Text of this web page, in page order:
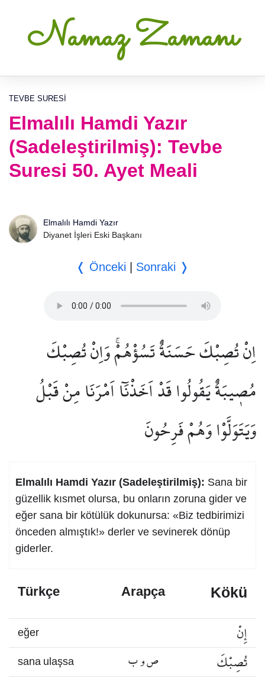
Namaz Zamanı
TEVBE SURESI
Elmalılı Hamdi Yazır
(Sadeleştirilmiş): Tevbe
Suresi 50. Ayet Meali
Elmalılı Hamdi Yazır
Diyanet İşleri Eski Başkanı
❬ Önceki Sonraki ❭
اِنْ تُصِبْكَ حَسَنَةٌ تَسُؤْهُمْۚ وَاِنْ تُصِبْكَ
مُص۪يبَةٌ يَقُولُوا قَدْ اَخَذْنَٓا اَمْرَنَا مِنْ قَبْلُ
وَيَتَوَلَّوْا وَهُمْ فَرِحُونَ
Elmalılı Hamdi Yazır (Sadeleştirilmiş): Sana bir
güzellik kısmet olursa, bu onların zoruna gider ve
eğer sana bir kötülük dokunursa: «Biz tedbirimizi
önceden almıştık!» derler ve sevinerek dönüp
giderler.
Türkçe Arapça Kökü
eğer إِنْ
sana ulaşsa ص و ب تُصِبْكَ